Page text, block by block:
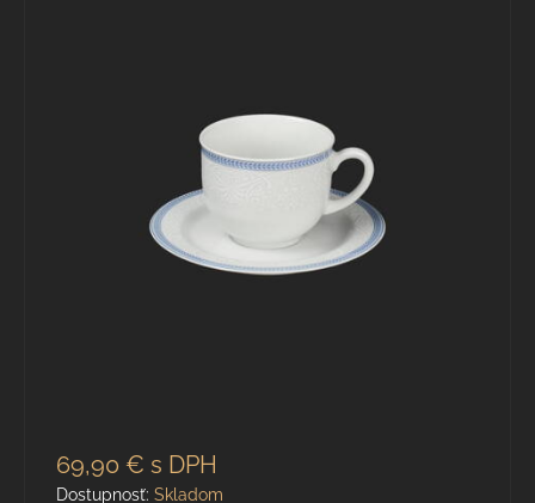
69,90 € s DPH
Dostupnosť: Skladom